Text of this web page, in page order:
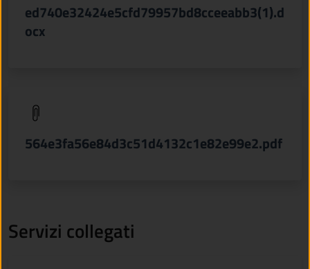
ed740e32424e5cfd79957bd8cceeabb3(1).d
ocx
564e3fa56e84d3c51d4132c1e82e99e2.pdf
(apre in un'altra scheda).
Servizi collegati